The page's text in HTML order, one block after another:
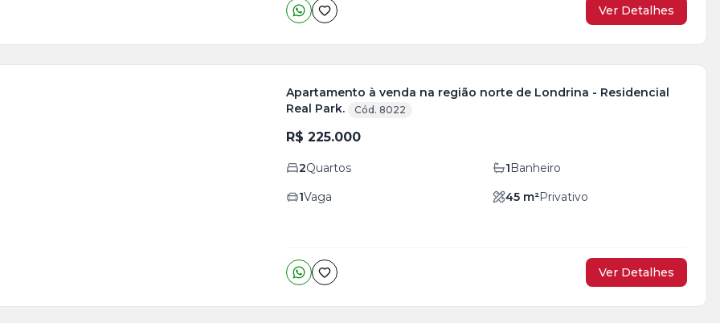
Ver Detalhes
Apartamento à venda na região norte de Londrina - Residencial
Real Park.
Cód. 8022
R$ 225.000
2Quartos 1Banheiro
1Vaga 45 m²Privativo
Ver Detalhes